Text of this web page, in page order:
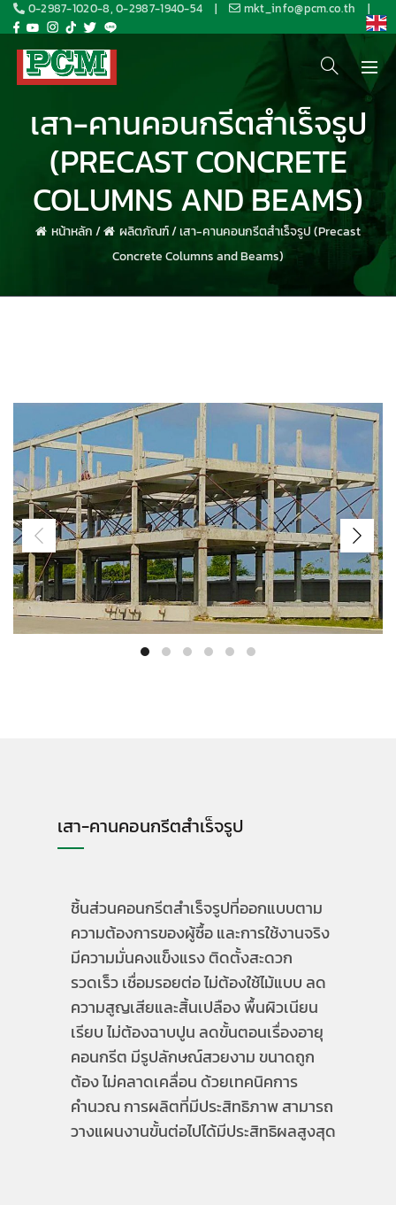
0-2987-1020-8, 0-2987-1940-54 | mkt_info@pcm.co.th |
เสา-คานคอนกรีตสำเร็จรูป
(PRECAST CONCRETE
COLUMNS AND BEAMS)
หน้าหลัก/ ผลิตภัณฑ์/เสา-คานคอนกรีตสำเร็จรูป (Precast
Concrete Columns and Beams)
เสา-คานคอนกรีตสำเร็จรูป
ชิ้นส่วนคอนกรีตสำเร็จรูปที่ออกแบบตาม
ความต้องการของผู้ซื้อ และการใช้งานจริง
มีความมั่นคงแข็งแรง ติดตั้งสะดวก
รวดเร็ว เชื่อมรอยต่อ ไม่ต้องใช้ไม้แบบ ลด
ความสูญเสียและสิ้นเปลือง พื้นผิวเนียน
เรียบ ไม่ต้องฉาบปูน ลดขั้นตอนเรื่องอายุ
คอนกรีต มีรูปลักษณ์สวยงาม ขนาดถูก
ต้อง ไม่คลาดเคลื่อน ด้วยเทคนิคการ
คำนวณ การผลิตที่มีประสิทธิภาพ สามารถ
วางแผนงานขั้นต่อไปได้มีประสิทธิผลสูงสุด